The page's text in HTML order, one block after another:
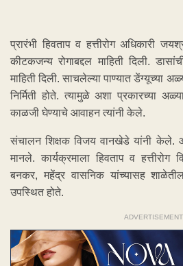
प्रारंभी हिवताप व हत्तीरोग अधिकारी
कीटकजन्य रोगाबद्दल माहिती दिली.
माहिती दिली. साचलेल्या पाण्यात डेंग्यूच्या
निर्मिती होते. त्यामुळे अशा प्रकारच्या
काळजी घेण्याचे आवाहन त्यांनी केले.
संचालन शिक्षक विजय वानखेडे यांनी केले.
मानले. कार्यक्रमाला हिवताप व हत्तीरोग
बनकर, महेंद्र वासनिक यांच्यासह शाळेतील
उपस्थित होते.
ADVERTISEMENT